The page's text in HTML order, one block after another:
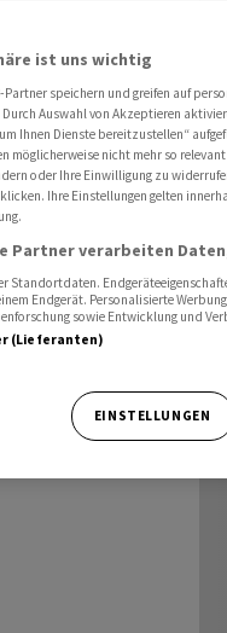
und
ist uns wichtig
-Partner speichern und greifen auf
Auswahl von Akzeptieren
Ihnen Dienste bereitzustellen“
möglicherweise nicht mehr so
oder Ihre Einwilligung zu
Ihre Einstellungen gelten
Partner verarbeiten
Standortdaten.
Endgerät. Personalisierte
sowie Entwicklung und
(Lieferanten)
EINSTELLUNGEN